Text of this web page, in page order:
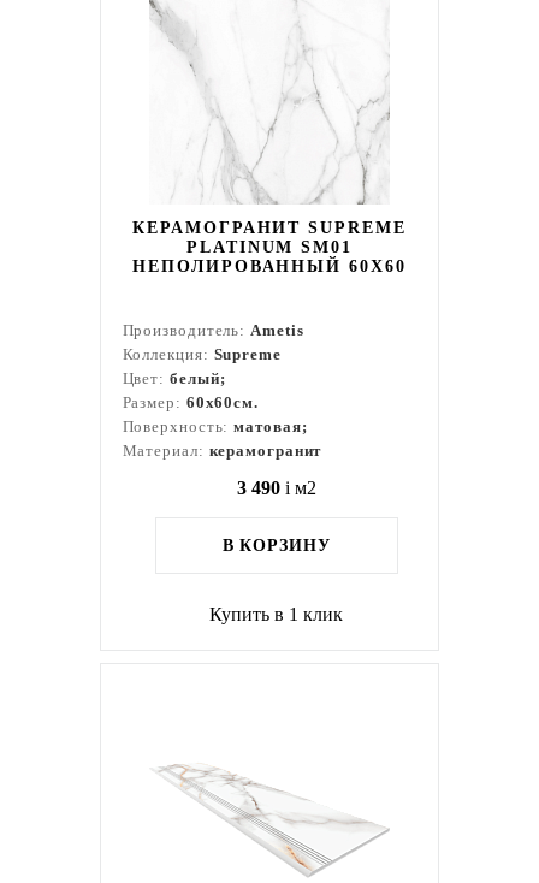
КЕРАМОГРАНИТ SUPREME
PLATINUM SM01
НЕПОЛИРОВАННЫЙ 60X60
Производитель:Ametis
Коллекция: Supreme
Цвет: белый;
Размер: 60x60см.
Поверхность:матовая;
Материал: керамогранит
3 490 i м2
В КОРЗИНУ
Купить в 1 клик